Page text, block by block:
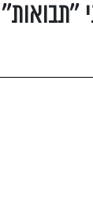
''תבואות''